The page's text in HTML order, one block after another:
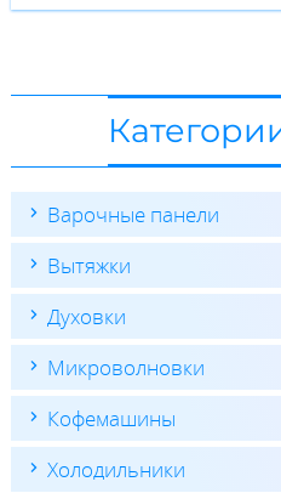
Варочные панели
Вытяжки
Духовки
Микроволновки
Кофемашины
Холодильники